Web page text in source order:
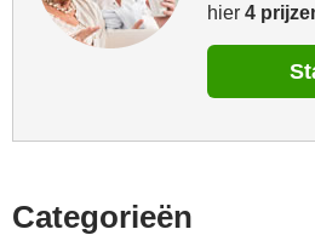
hier 4
Categorieën